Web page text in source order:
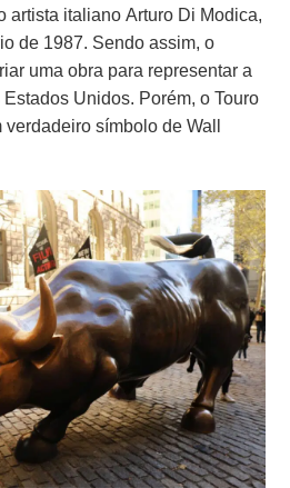
artista italiano Arturo Di Modica,
de 1987. Sendo assim, o
uma obra para representar a
Unidos. Porém, o Touro
símbolo de Wall